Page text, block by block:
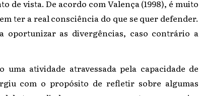
de vista. De acordo com Valença (1998), é muito
ter a real consciência do que se quer defender.
oportunizar as divergências, caso contrário a
atividade atravessada pela capacidade de
com o propósito de refletir sobre algumas